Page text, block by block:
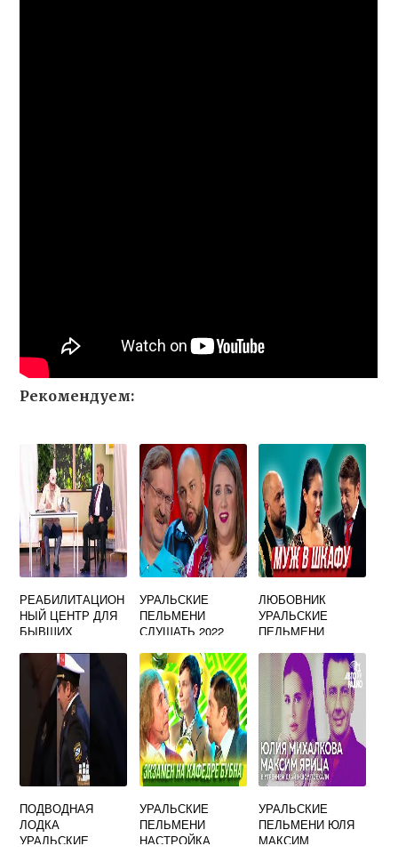
Рекомендуем:
РЕАБИЛИТАЦИОН
НЫЙ ЦЕНТР ДЛЯ
БЫВШИХ
УРАЛЬСКИЕ
ПЕЛЬМЕНИ
УРАЛЬСКИЕ
ПЕЛЬМЕНИ
СЛУШАТЬ 2022
ЛЮБОВНИК
УРАЛЬСКИЕ
ПЕЛЬМЕНИ
ПОДВОДНАЯ
ЛОДКА
УРАЛЬСКИЕ
УРАЛЬСКИЕ
ПЕЛЬМЕНИ
НАСТРОЙКА
УРАЛЬСКИЕ
ПЕЛЬМЕНИ ЮЛЯ
МАКСИМ